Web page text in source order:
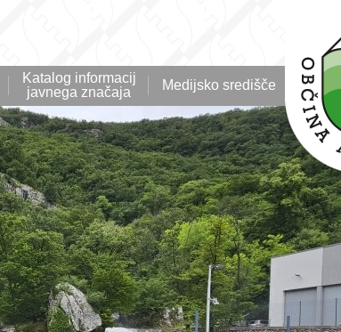
Katalog informacij
javnega značaja
Medijsko središče